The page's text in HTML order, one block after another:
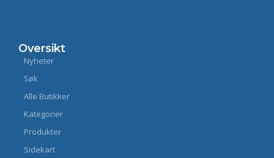
Oversikt
Nyheter
Søk
Alle Butikker
Kategorier
Produkter
Sidekart